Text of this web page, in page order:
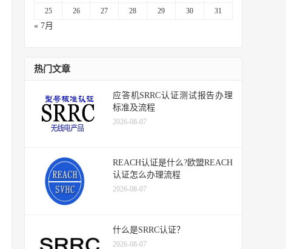
25
26 27 28 29 30 31
« 7月
热门文章
应答机SRRC认证测试报告办理
标准及流程
2026-08-07
REACH认证是什么?欧盟REACH
认证怎么办理流程
2026-08-07
什么是SRRC认证？
2026-08-07